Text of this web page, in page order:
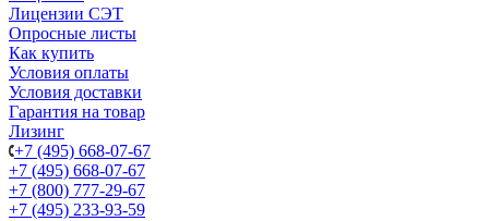
Лицензии СЭТ
Опросные листы
Как купить
Условия оплаты
Условия доставки
Гарантия на товар
Лизинг
+7 (495) 668-07-67
+7 (495) 668-07-67
+7 (800) 777-29-67
+7 (495) 233-93-59